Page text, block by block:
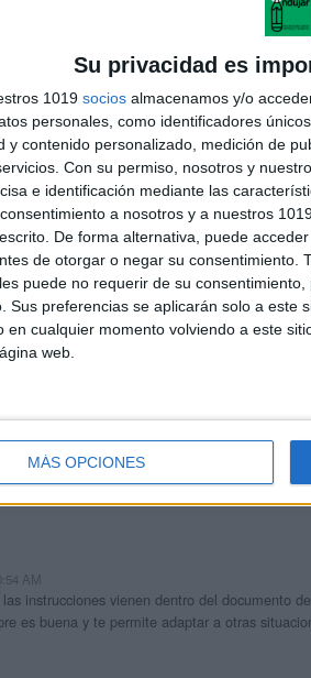
Su privacidad es
1019 socios almacenamos y/o
personales, como identificadores
y contenido personalizado, medición de
Con su permiso, nosotros y
e identificación mediante las
a nosotros y a nuestros
De forma alternativa, puede
de otorgar o negar su consentimiento.
puede no requerir de su
Sus preferencias se aplicarán solo a este
en cualquier momento volviendo a este
web.
MÁS OPCIONES
PM
PM
4:17 PM
AM
instrucciones vienen dentro del documento
es buena y te permite adaptar a otras